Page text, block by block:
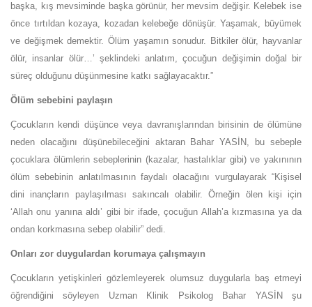
başka, kış mevsiminde başka görünür, her mevsim değişir. Kelebek ise
önce tırtıldan kozaya, kozadan kelebeğe dönüşür. Yaşamak, büyümek
ve değişmek demektir. Ölüm yaşamın sonudur. Bitkiler ölür, hayvanlar
ölür, insanlar ölür…’ şeklindeki anlatım, çocuğun değişimin doğal bir
süreç olduğunu düşünmesine katkı sağlayacaktır.”
Ölüm sebebini paylaşın
Çocukların kendi düşünce veya davranışlarından birisinin de ölümüne
neden olacağını düşünebileceğini aktaran Bahar YASİN, bu sebeple
çocuklara ölümlerin sebeplerinin (kazalar, hastalıklar gibi) ve yakınının
ölüm sebebinin anlatılmasının faydalı olacağını vurgulayarak “Kişisel
dini inançların paylaşılması sakıncalı olabilir. Örneğin ölen kişi için
‘Allah onu yanına aldı’ gibi bir ifade, çocuğun Allah’a kızmasına ya da
ondan korkmasına sebep olabilir” dedi.
Onları zor duygulardan korumaya çalışmayın
Çocukların yetişkinleri gözlemleyerek olumsuz duygularla baş etmeyi
öğrendiğini söyleyen Uzman Klinik Psikolog Bahar YASİN şu